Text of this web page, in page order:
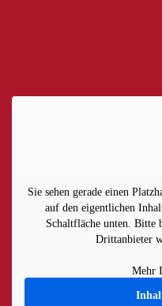
Sie sehen gerade einen
auf den eigentlichen
Schaltfläche unten. Bitte
Drittanbieter
Mehr